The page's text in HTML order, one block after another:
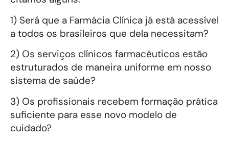
1) Será que a Farmácia Clínica já está acessível
a todos os brasileiros que dela necessitam?
2) Os serviços clínicos farmacêuticos estão
estruturados de maneira uniforme em nosso
sistema de saúde?
3) Os profissionais recebem formação prática
suficiente para esse novo modelo de
cuidado?